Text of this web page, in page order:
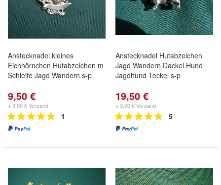
Anstecknadel kleines
Eichhörnchen Hutabzeichen m
Schleife Jagd Wandern s-p
9,50 €
+ 3,00 € Versand
1
Anstecknadel Hutabzeichen
Jagd Wandern Dackel Hund
Jagdhund Teckel s-p
19,50 €
+ 3,00 € Versand
5